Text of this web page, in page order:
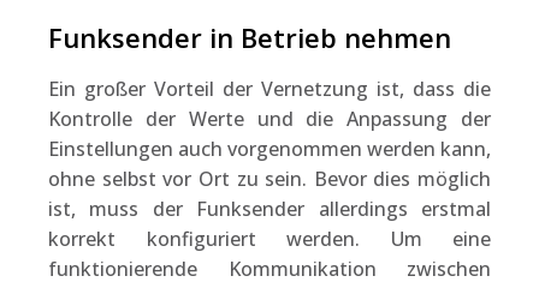
Funksender in Betrieb nehmen
Ein großer Vorteil der Vernetzung ist, dass die
Kontrolle der Werte und die Anpassung der
Einstellungen auch vorgenommen werden kann,
ohne selbst vor Ort zu sein. Bevor dies möglich
ist, muss der Funksender allerdings erstmal
korrekt konfiguriert werden. Um eine
funktionierende Kommunikation zwischen